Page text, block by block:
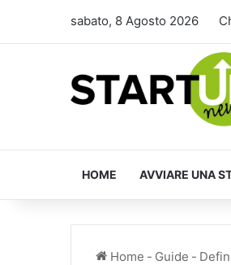
sabato, 8 Agosto 2026
HOME AVVIARE UNA
Home - Guide -